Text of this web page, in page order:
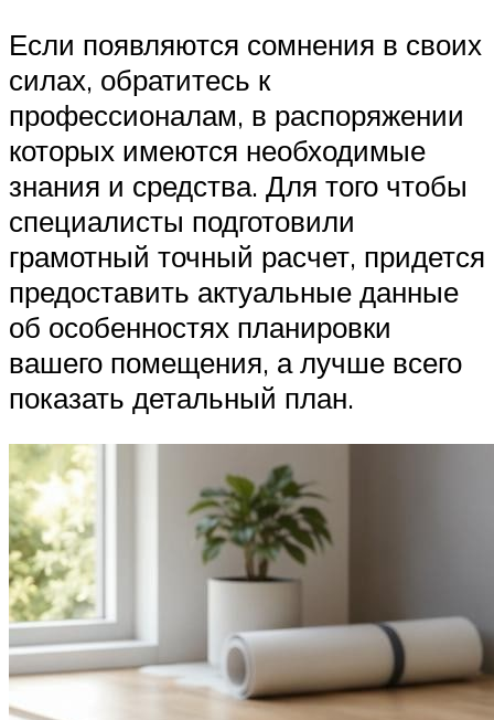
Если появляются сомнения в своих
силах, обратитесь к
профессионалам, в распоряжении
которых имеются необходимые
знания и средства. Для того чтобы
специалисты подготовили
грамотный точный расчет, придется
предоставить актуальные данные
об особенностях планировки
вашего помещения, а лучше всего
показать детальный план.